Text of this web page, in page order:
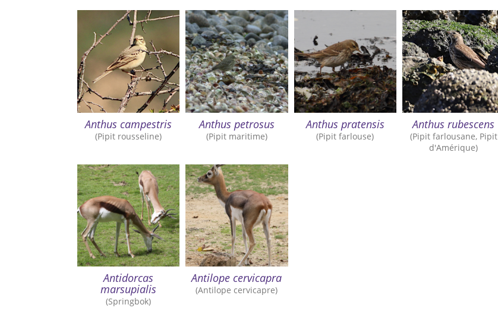
Anthus campestris
(Pipit rousseline)
Anthus petrosus
(Pipit maritime)
Anthus pratensis
(Pipit farlouse)
Anthus rubescens
(Pipit farlousane, Pipit
d'Amérique)
Antidorcas
marsupialis
(Springbok)
Antilope cervicapra
(Antilope cervicapre)